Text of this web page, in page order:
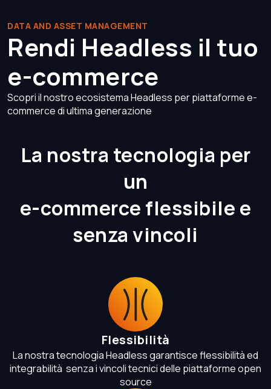
DATA AND ASSET MANAGEMENT
Rendi Headless il tuo
e-commerce
Scopri il nostro ecosistema Headless per piattaforme e-
commerce di ultima generazione
La nostra tecnologia per
un
e-commerce flessibile e
senza vincoli
Flessibilità
La nostra tecnologia Headless garantisce flessibilità ed
integrabilità senza i vincoli tecnici delle piattaforme open
source